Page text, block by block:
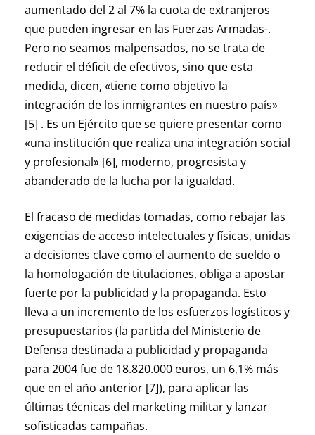
aumentado del 2 al 7% la cuota de extranjeros
que pueden ingresar en las Fuerzas Armadas-.
Pero no seamos malpensados, no se trata de
reducir el déficit de efectivos, sino que esta
medida, dicen, «tiene como objetivo la
integración de los inmigrantes en nuestro país»
[5] . Es un Ejército que se quiere presentar como
«una institución que realiza una integración social
y profesional» [6], moderno, progresista y
abanderado de la lucha por la igualdad.
El fracaso de medidas tomadas, como rebajar las
exigencias de acceso intelectuales y físicas, unidas
a decisiones clave como el aumento de sueldo o
la homologación de titulaciones, obliga a apostar
fuerte por la publicidad y la propaganda. Esto
lleva a un incremento de los esfuerzos logísticos y
presupuestarios (la partida del Ministerio de
Defensa destinada a publicidad y propaganda
para 2004 fue de 18.820.000 euros, un 6,1% más
que en el año anterior [7]), para aplicar las
últimas técnicas del marketing militar y lanzar
sofisticadas campañas.